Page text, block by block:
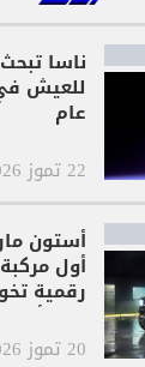
ناسا
للعيش
عام
22 تموز 2026
أستون
أول
رقمية
كول أوف
20 تموز 2026